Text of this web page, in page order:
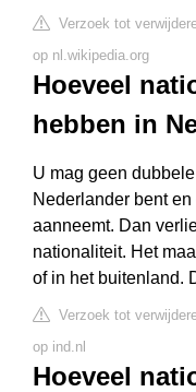
Verzoek tot
op nl.wikipedia.org
Hoeveel
hebben in
U mag geen
Nederlander bent
aanneemt. Dan
nationaliteit. Het
of in het buitenland.
Verzoek tot
op ind.nl
Hoeveel